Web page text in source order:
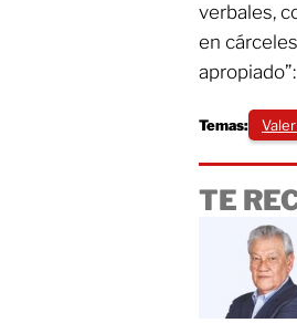
verbales,
en
Temas:
TE